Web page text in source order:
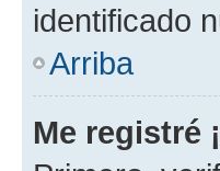
identificado
Arriba
Me registré